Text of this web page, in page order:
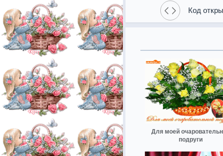
Код
Для моей
подруги